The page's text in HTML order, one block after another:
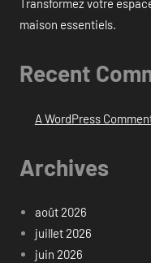
Transformez votre
maison essentiels.
Recent
A WordPress
Archives
août 2026
juillet 2026
juin 2026